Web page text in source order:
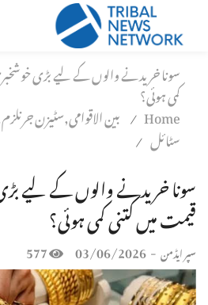
سونا خریدنے والوں کے لیے بڑی
کمی ہوئی؟
Home
/ بین الاقوامی,سٹیزن
سٹائل /
سونا خریدنے والوں کے لیے
قیمت میں کتنی کمی ہوئی؟
سپر ایڈمن -
03/06/2026